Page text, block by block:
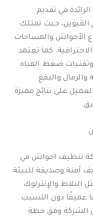
في تقديم
حيث تمتلك
الأحواش والمساحات
كما تعتمد
ضغط المياه
والرمال والبقع
على نتائج مميزة
تنظيف احواش في
آمنة وصديقة للبيئة
البلاط والإنترلوك
عميقًا دون التسبب
الشركة وفق خطة